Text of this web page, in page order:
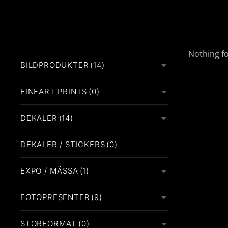
BILDPRODUKTER (14)
FINEART PRINTS (0)
DEKALER (14)
DEKALER / STICKERS (0)
EXPO / MÄSSA (1)
FOTOPRESENTER (9)
STORFORMAT (0)
Nothing